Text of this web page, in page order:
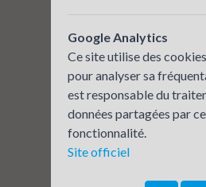
Google Analytics
Ce site utilise des
pour analyser sa
est responsable du
données partagées par
fonctionnalité.
Site officiel